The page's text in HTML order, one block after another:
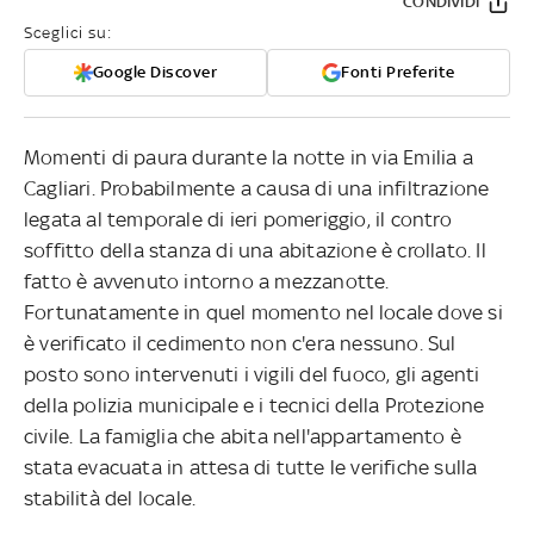
Sceglici su:
Google Discover Fonti Preferite
Momenti di paura durante la notte in via Emilia a
Cagliari. Probabilmente a causa di una infiltrazione
legata al temporale di ieri pomeriggio, il contro
soffitto della stanza di una abitazione è crollato. Il
fatto è avvenuto intorno a mezzanotte.
Fortunatamente in quel momento nel locale dove si
è verificato il cedimento non c'era nessuno. Sul
posto sono intervenuti i vigili del fuoco, gli agenti
della polizia municipale e i tecnici della Protezione
civile. La famiglia che abita nell'appartamento è
stata evacuata in attesa di tutte le verifiche sulla
stabilità del locale.